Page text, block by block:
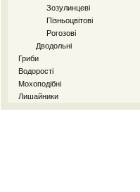
Зозулинцеві
Пізньоцвітові
Рогозові
Дводольні
Гриби
Водорості
Мохоподібні
Лишайники